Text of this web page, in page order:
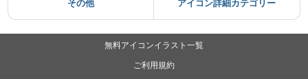
その他 アイコン詳細カテゴリー
無料アイコンイラスト一覧
ご利用規約